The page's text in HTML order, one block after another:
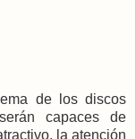
de los discos
capaces de
la atención